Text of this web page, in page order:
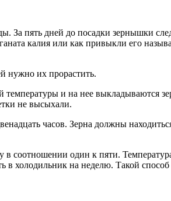
За пять дней до посадки зернышки
калия или как привыкли его
нужно их прорастить.
температуры и на нее выкладываются
не высыхали.
часов. Зерна должны
соотношении один к пяти.
холодильник на неделю. Такой способ